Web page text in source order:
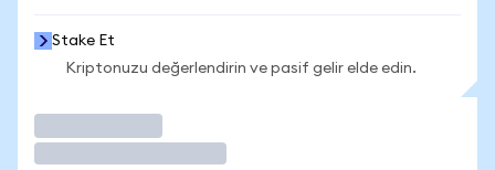
Stake Et
Kriptonuzu değerlendirin ve pasif gelir elde edin.